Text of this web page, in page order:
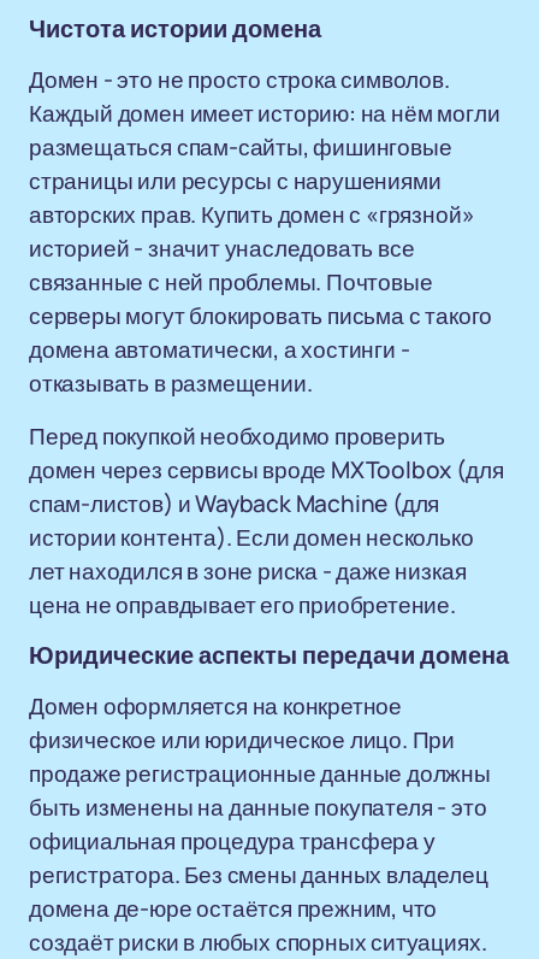
Чистота истории домена
Домен - это не просто строка символов.
Каждый домен имеет историю: на нём могли
размещаться спам-сайты, фишинговые
страницы или ресурсы с нарушениями
авторских прав. Купить домен с «грязной»
историей - значит унаследовать все
связанные с ней проблемы. Почтовые
серверы могут блокировать письма с такого
домена автоматически, а хостинги -
отказывать в размещении.
Перед покупкой необходимо проверить
домен через сервисы вроде MXToolbox (для
спам-листов) и Wayback Machine (для
истории контента). Если домен несколько
лет находился в зоне риска - даже низкая
цена не оправдывает его приобретение.
Юридические аспекты передачи домена
Домен оформляется на конкретное
физическое или юридическое лицо. При
продаже регистрационные данные должны
быть изменены на данные покупателя - это
официальная процедура трансфера у
регистратора. Без смены данных владелец
домена де-юре остаётся прежним, что
создаёт риски в любых спорных ситуациях.